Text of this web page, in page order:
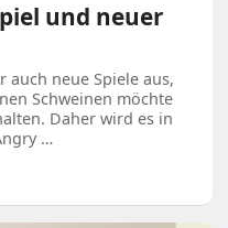
und neuer
neue Spiele aus,
Schweinen möchte
Daher wird es in
…